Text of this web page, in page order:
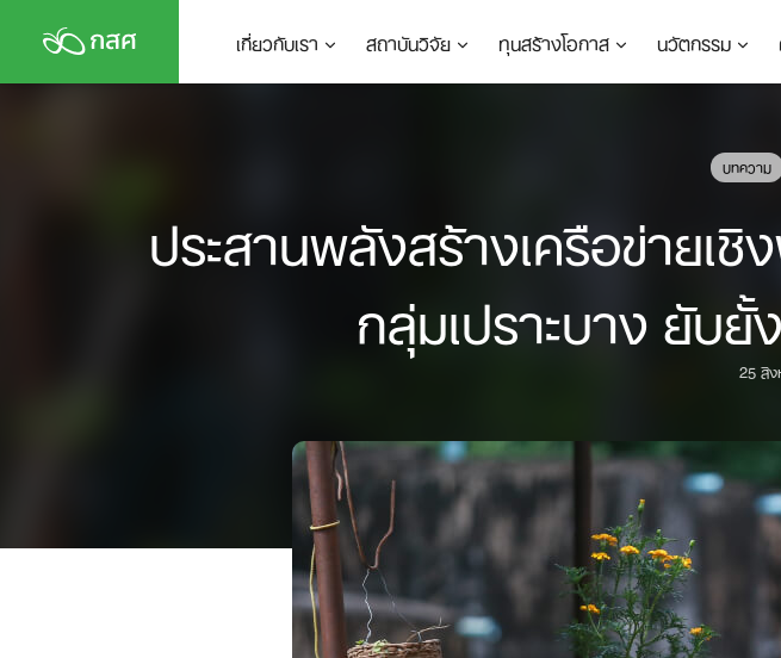
content
เกี่ยวกับเรา สถาบันวิจัย ทุนสร้างโอกาส นวัตกรรม
บทความ
ประสานพลังสร้างเครือข่ายเ
กลุ่มเปราะบาง ยับ
25 สิ